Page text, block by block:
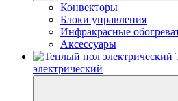
Конвекторы
Блоки управления
Инфракрасные
Аксессуары
электрический